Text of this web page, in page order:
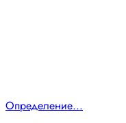
Определение...